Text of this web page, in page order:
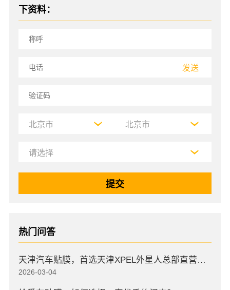
下资料：
发送
热门问答
天津汽车贴膜，首选天津XPEL外星人总部直营店，高口碑店
2026-03-04